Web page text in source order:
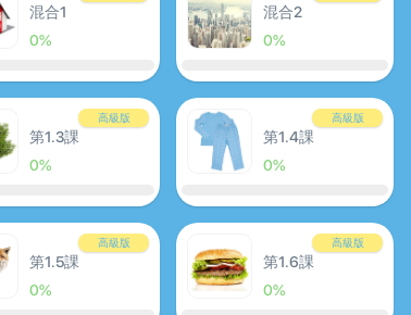
混合1
0%
混合2
0%
高級版
第1.3課
0%
高級版
第1.4課
0%
高級版
第1.5課
0%
高級版
第1.6課
0%